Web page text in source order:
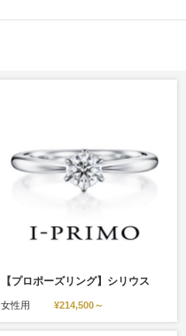
んでした。 店内のメレタイプの中
で価格も控えめだったのでダイヤ
モンドの４Cにもこだわって選ぶ
【プロポーズリング】シリウス
女性用 ¥214,500～